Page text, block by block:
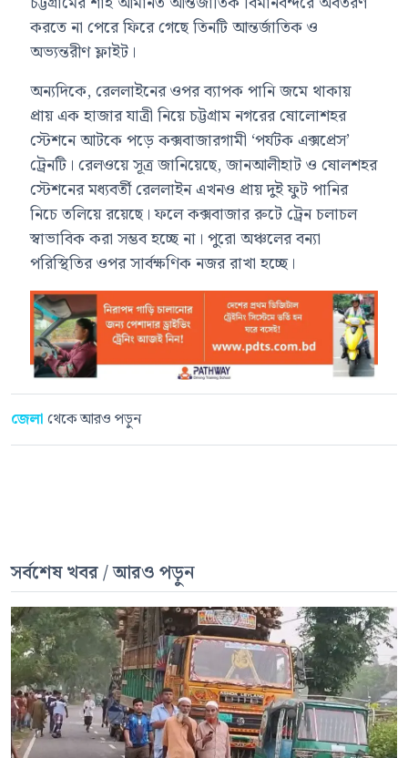
করতে না পেরে ফিরে গেছে তিনটি আন্তর্জাতিক ও
অভ্যন্তরীণ ফ্লাইট।
অন্যদিকে, রেললাইনের ওপর ব্যাপক পানি জমে থাকায়
প্রায় এক হাজার যাত্রী নিয়ে চট্টগ্রাম নগরের ষোলোশহর
স্টেশনে আটকে পড়ে কক্সবাজারগামী ‘পর্যটক এক্সপ্রেস’
ট্রেনটি। রেলওয়ে সূত্র জানিয়েছে, জানআলীহাট ও ষোলশহর
স্টেশনের মধ্যবর্তী রেললাইন এখনও প্রায় দুই ফুট পানির
নিচে তলিয়ে রয়েছে। ফলে কক্সবাজার রুটে ট্রেন চলাচল
স্বাভাবিক করা সম্ভব হচ্ছে না। পুরো অঞ্চলের বন্যা
পরিস্থিতির ওপর সার্বক্ষণিক নজর রাখা হচ্ছে।
জেলা থেকে আরও পড়ুন
সর্বশেষ খবর / আরও পড়ুন